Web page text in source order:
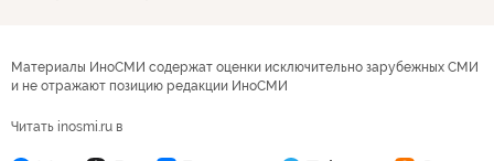
Материалы ИноСМИ содержат оценки исключительно зарубежных СМИ
и не отражают позицию редакции ИноСМИ
Читать inosmi.ru в